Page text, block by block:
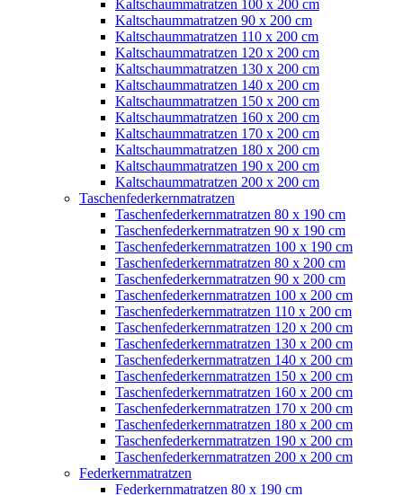
Kaltschaummatratzen 100 x 200 cm
Kaltschaummatratzen 90 x 200 cm
Kaltschaummatratzen 110 x 200 cm
Kaltschaummatratzen 120 x 200 cm
Kaltschaummatratzen 130 x 200 cm
Kaltschaummatratzen 140 x 200 cm
Kaltschaummatratzen 150 x 200 cm
Kaltschaummatratzen 160 x 200 cm
Kaltschaummatratzen 170 x 200 cm
Kaltschaummatratzen 180 x 200 cm
Kaltschaummatratzen 190 x 200 cm
Kaltschaummatratzen 200 x 200 cm
Taschenfederkernmatratzen
Taschenfederkernmatratzen 80 x 190 cm
Taschenfederkernmatratzen 90 x 190 cm
Taschenfederkernmatratzen 100 x 190 cm
Taschenfederkernmatratzen 80 x 200 cm
Taschenfederkernmatratzen 90 x 200 cm
Taschenfederkernmatratzen 100 x 200 cm
Taschenfederkernmatratzen 110 x 200 cm
Taschenfederkernmatratzen 120 x 200 cm
Taschenfederkernmatratzen 130 x 200 cm
Taschenfederkernmatratzen 140 x 200 cm
Taschenfederkernmatratzen 150 x 200 cm
Taschenfederkernmatratzen 160 x 200 cm
Taschenfederkernmatratzen 170 x 200 cm
Taschenfederkernmatratzen 180 x 200 cm
Taschenfederkernmatratzen 190 x 200 cm
Taschenfederkernmatratzen 200 x 200 cm
Federkernmatratzen
Federkernmatratzen 80 x 190 cm